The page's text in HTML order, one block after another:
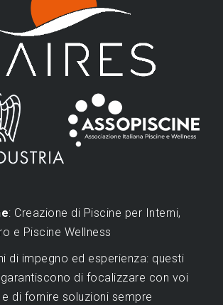
: Creazione di Piscine per Interni,
e Piscine Wellness
di impegno ed esperienza: questi
di focalizzare con voi
di fornire soluzioni sempre